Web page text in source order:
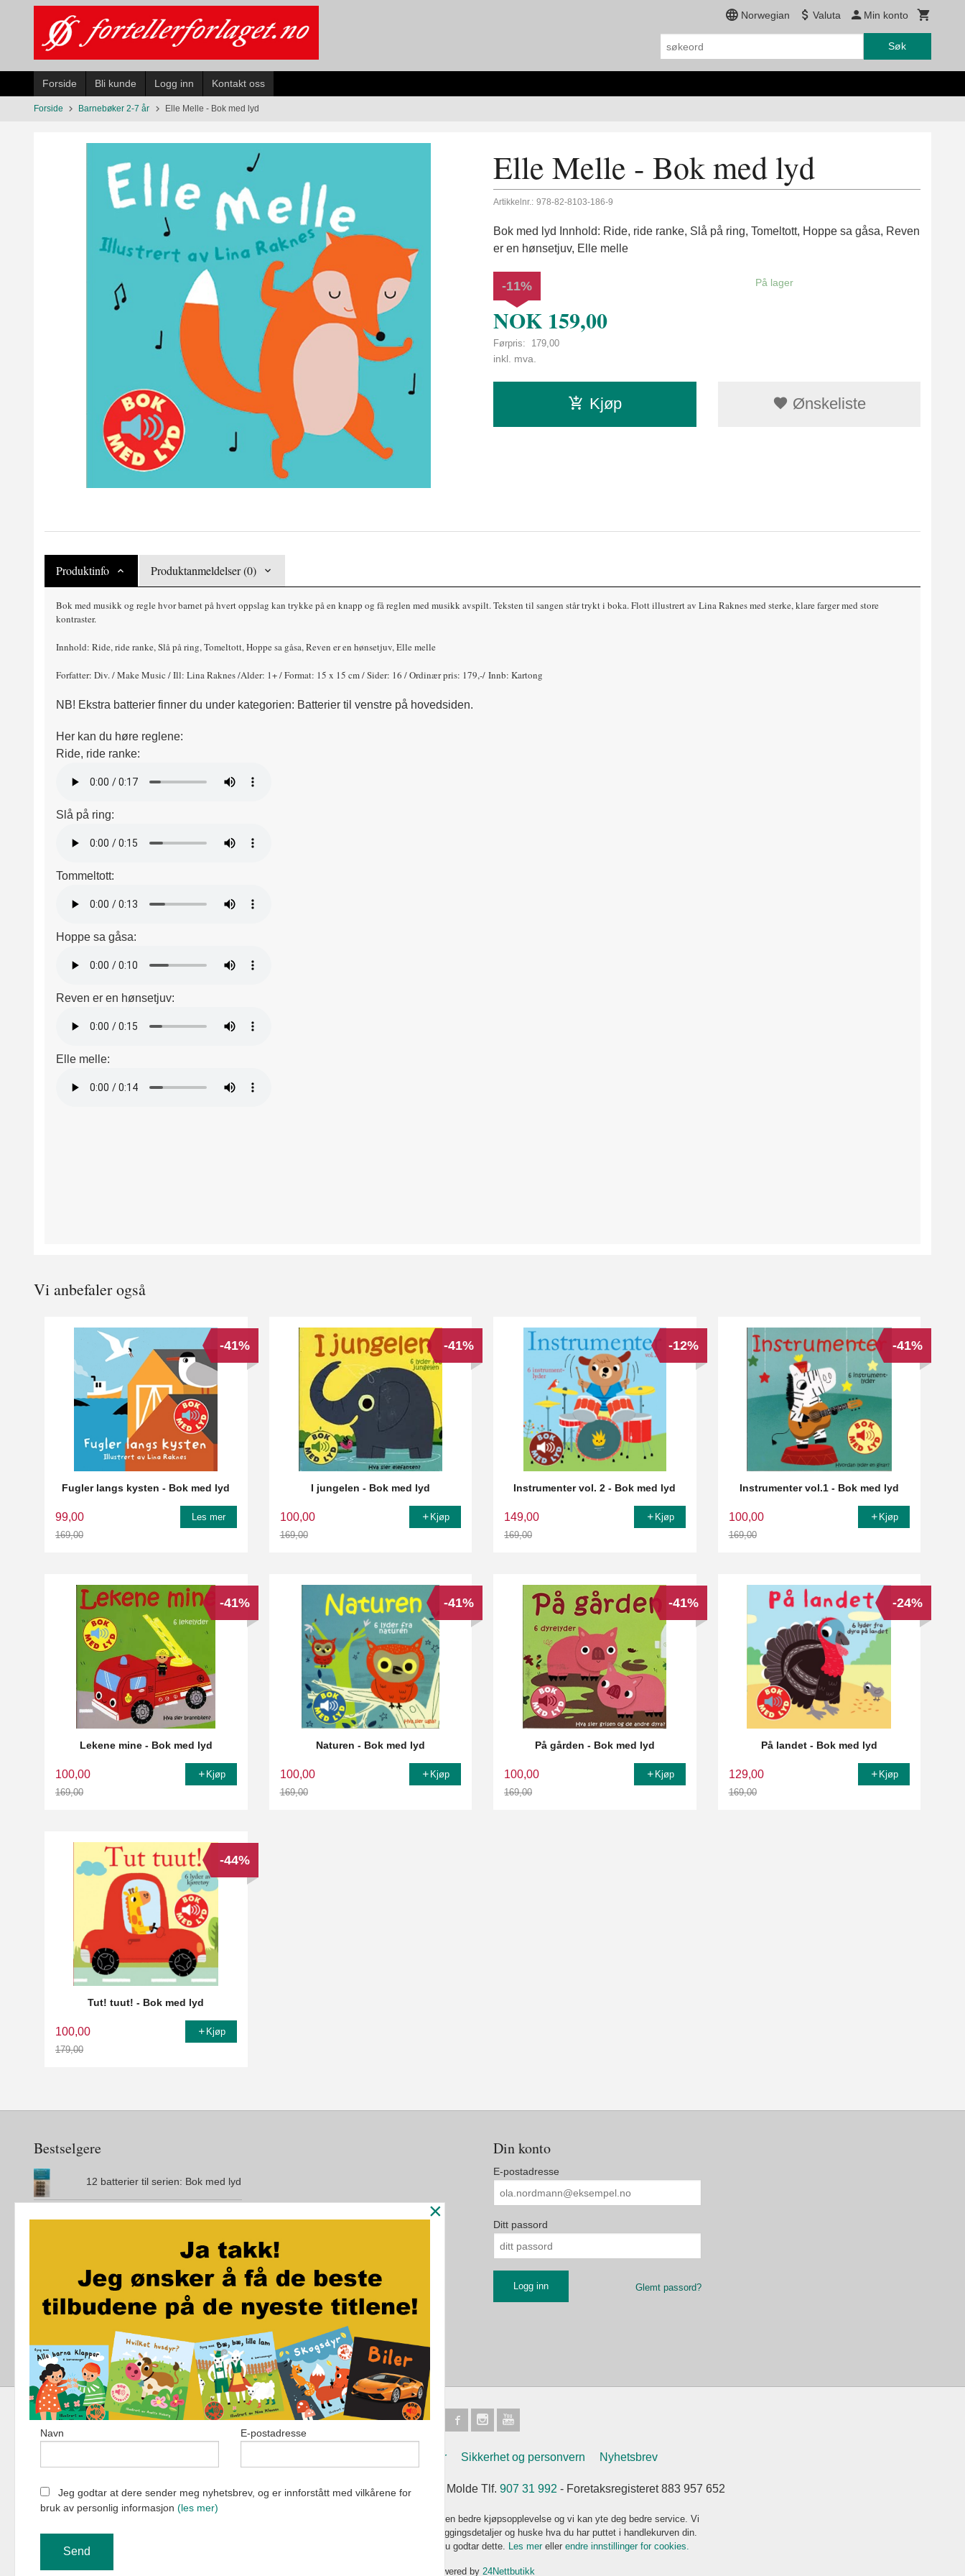
innholdet
Norwegian Valuta Min konto
Søk
Forside Bli kunde Logg inn Kontakt oss
Forside Barnebøker 2-7 år Elle Melle - Bok med lyd
Elle Melle - Bok med lyd
Artikkelnr.: 978-82-8103-186-9
Bok med lyd Innhold: Ride, ride ranke, Slå på ring, Tomeltott, Hoppe sa gåsa, Reven
er en hønsetjuv, Elle melle
NOK 159,00
Førpris: 179,00
Rabatt
-11%
inkl. mva.
På lager
Kjøp Ønskeliste
Produktinfo Produktanmeldelser (0)
Bok med musikk og regle hvor barnet på hvert oppslag kan trykke på en knapp og få reglen med musikk avspilt. Teksten til sangen står trykt i boka. Flott illustrert av Lina Raknes med sterke, klare farger med store
kontraster.
Innhold: Ride, ride ranke, Slå på ring, Tomeltott, Hoppe sa gåsa, Reven er en hønsetjuv, Elle melle
Forfatter: Div. / Make Music / Ill: Lina Raknes /Alder: 1+ / Format: 15 x 15 cm / Sider: 16 / Ordinær pris: 179,-/ Innb: Kartong
NB! Ekstra batterier finner du under kategorien: Batterier til venstre på hovedsiden.
Her kan du høre reglene:
Ride, ride ranke:
Slå på ring:
Tommeltott:
Hoppe sa gåsa:
Reven er en hønsetjuv:
Elle melle:
Vi anbefaler også
Fugler langs kysten - Bok med lyd
99,00
169,00
-41%
Les mer
I jungelen - Bok med lyd
100,00
169,00
-41%
Kjøp
Instrumenter vol. 2 - Bok med lyd
149,00
169,00
-12%
Kjøp
Instrumenter vol.1 - Bok med lyd
100,00
169,00
-41%
Kjøp
Lekene mine - Bok med lyd
100,00
169,00
-41%
Kjøp
Naturen - Bok med lyd
100,00
169,00
-41%
Kjøp
På gården - Bok med lyd
100,00
169,00
-41%
Kjøp
På landet - Bok med lyd
129,00
169,00
-24%
Kjøp
Tut! tuut! - Bok med lyd
100,00
179,00
-44%
Kjøp
Bestselgere
12 batterier til serien: Bok med lyd
Den magiske øya
City Maze - London - Brettspill
Jo vil ikke bæsje på do
Din konto
E-postadresse
Ditt passord
Glemt passord?
Kjøpsbetingelser Sikkerhet og personvern Nyhetsbrev
Fortellerforlaget Eikremsvingen 31 6422 Molde Tlf. 907 31 992 - Foretaksregisteret 883 957 652
Vår nettbutikk bruker cookies slik at du får en bedre kjøpsopplevelse og vi kan yte deg bedre service. Vi
bruker cookies hovedsaklig til å lagre innloggingsdetaljer og huske hva du har puttet i handlekurven din.
Fortsett å bruke siden som normalt om du godtar dette. Les mer eller endre innstillinger for cookies.
Powered by 24Nettbutikk
×
Navn E-postadresse
Jeg godtar at dere sender meg nyhetsbrev, og er innforstått med vilkårene for
bruk av personlig informasjon (les mer)